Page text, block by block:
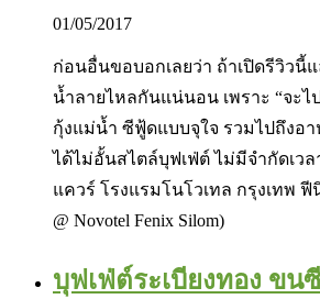
01/05/2017
ก่อนอื่นขอบอกเลยว่า ถ้าเปิดรีวิวนี้
น้ำลายไหลกันแน่นอน เพราะ “จะไ
กุ้งแม่น้ำ ซีฟู้ดแบบจุใจ รวมไปถึงอ
ได้ไม่อั้นสไตล์บุฟเฟ่ต์ ไม่มีจำกัดเว
แควร์ โรงแรมโนโวเทล กรุงเทพ ฟี
@ Novotel Fenix Silom)
บุฟเฟ่ต์ระเบียงทอง ขน